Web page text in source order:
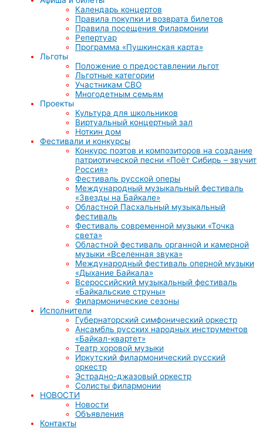
Календарь концертов
Правила покупки и возврата билетов
Правила посещения Филармонии
Репертуар
Программа «Пушкинская карта»
Льготы
Положение о предоставлении льгот
Льготные категории
Участникам СВО
Многодетным семьям
Проекты
Культура для школьников
Виртуальный концертный зал
Ноткин дом
Фестивали и конкурсы
Конкурс поэтов и композиторов на создание
патриотической песни «Поёт Сибирь – звучит
Россия»
Фестиваль русской оперы
Международный музыкальный фестиваль
«Звезды на Байкале»
Областной Пасхальный музыкальный
фестиваль
Фестиваль современной музыки «Точка
света»
Областной фестиваль органной и камерной
музыки «Вселенная звука»
Международный фестиваль оперной музыки
«Дыхание Байкала»
Всероссийский музыкальный фестиваль
«Байкальские струны»
Филармонические сезоны
Исполнители
Губернаторский симфонический оркестр
Ансамбль русских народных инструментов
«Байкал-квартет»
Театр хоровой музыки
Иркутский филармонический русский
оркестр
Эстрадно-джазовый оркестр
Солисты филармонии
НОВОСТИ
Новости
Объявления
Контакты